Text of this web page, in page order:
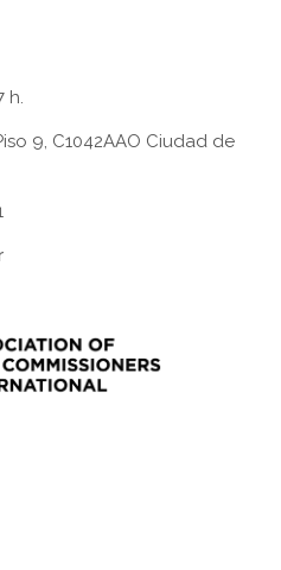
h.
9, C1042AAO Ciudad de